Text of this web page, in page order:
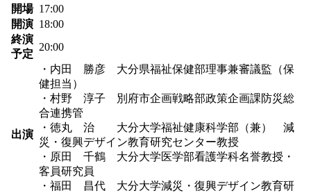
開場 17:00
開演 18:00
終演
予定
20:00
出演
・内田 勝彦 大分県福祉保健部理事兼審議監（保
健担当）
・村野 淳子 別府市企画戦略部政策企画課防災総
合連携管
・徳丸 治 大分大学福祉健康科学部（兼） 減
災・復興デザイン教育研究センター教授
・原田 千鶴 大分大学医学部看護学科名誉教授・
客員研究員
・福田 昌代 大分大学減災・復興デザイン教育研